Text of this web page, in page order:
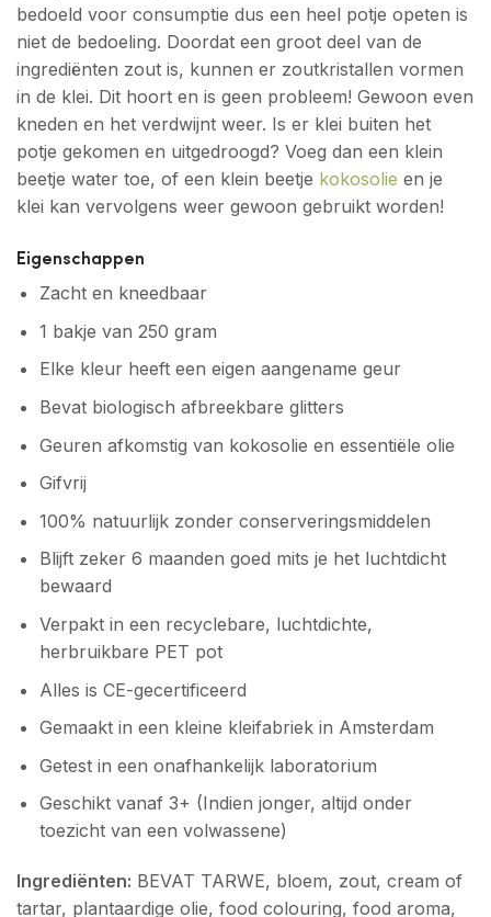
bedoeld voor consumptie dus een heel potje opeten is
niet de bedoeling. Doordat een groot deel van de
ingrediënten zout is, kunnen er zoutkristallen vormen
in de klei. Dit hoort en is geen probleem! Gewoon even
kneden en het verdwijnt weer. Is er klei buiten het
potje gekomen en uitgedroogd? Voeg dan een klein
beetje water toe, of een klein beetje kokosolie en je
klei kan vervolgens weer gewoon gebruikt worden!
Eigenschappen
Zacht en kneedbaar
1 bakje van 250 gram
Elke kleur heeft een eigen aangename geur
Bevat biologisch afbreekbare glitters
Geuren afkomstig van kokosolie en essentiële olie
Gifvrij
100% natuurlijk zonder conserveringsmiddelen
Blijft zeker 6 maanden goed mits je het luchtdicht
bewaard
Verpakt in een recyclebare, luchtdichte,
herbruikbare PET pot
Alles is CE-gecertificeerd
Gemaakt in een kleine kleifabriek in Amsterdam
Getest in een onafhankelijk laboratorium
Geschikt vanaf 3+ (Indien jonger, altijd onder
toezicht van een volwassene)
Ingrediënten: BEVAT TARWE, bloem, zout, cream of
tartar, plantaardige olie, food colouring, food aroma,